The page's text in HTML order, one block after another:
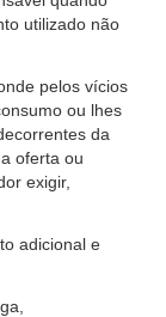
utilizado não
pelos vícios
ou lhes
da
oferta ou
exigir,
adicional e